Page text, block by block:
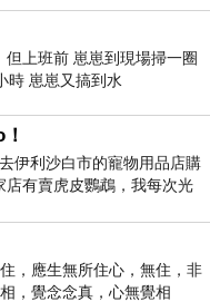
上班前 崽崽到現場掃一圈
時 崽崽又搞到水
伊利沙白市的寵物用品店購
店有賣虎皮鸚鵡，我每次光
偶爾會引進 C
，應生無所住心，無住，非
，覺念念真，心無覺相